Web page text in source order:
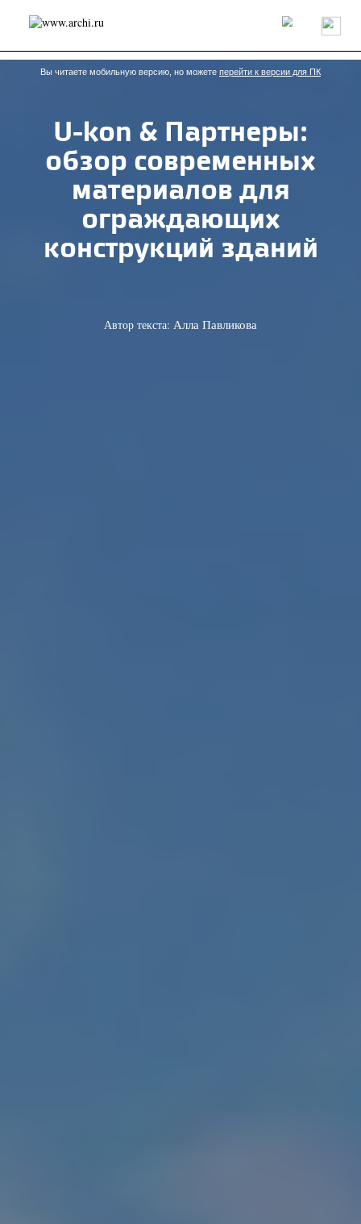
Россия Мир Технологии Интерьер Пресса
Архитекторы
Проекты
Конкурсы События Книги Вакансии
send.project Анонсы конкурсов
Блог
Исследование
Обзор
Объект
Результаты конкурса
Репортаж
Рецензия Архитектура
Выставка
Иностранцы в России
Наследие Образование
Урбанистика
Вы читаете мобильную версию, но можете перейти к версии для ПК
U-kon & Партнеры:
обзор современных
материалов для
ограждающих
конструкций зданий
Автор текста: Алла Павликова